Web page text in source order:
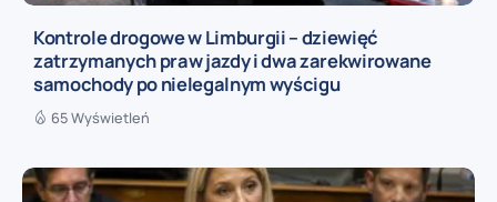
Kontrole drogowe w Limburgii – dziewięć
zatrzymanych praw jazdy i dwa zarekwirowane
samochody po nielegalnym wyścigu
65 Wyświetleń